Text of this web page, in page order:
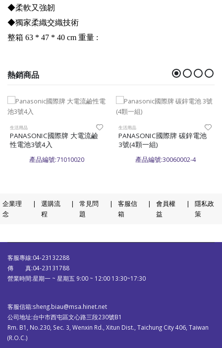
◆柔軟又強韌
◆獨家柔織交織技術
整箱 63 * 47 * 40 cm 重量 :
熱銷商品
生活用品
PANASONIC國際牌 大電流鹼
性電池3號4入
產品編號:71010020
生活用品
PANASONIC國際牌 碳鋅電池
3號(4顆一組)
產品編號:30060002-4
企業理
念
|
選購流
程
|
常見問
題
|
客服信
箱
|
會員權
益
|
隱私政
策
客服專線:04-23132288
傳 真:04-23131788
營業時間:星期一 ~ 星期五 9:00 ~ 12:00 13:30~17:30
客服信箱:sheng.biau@msa.hinet.net
公司地址:台中市西屯區文心路三段230號B1
Rm. B1, No.230, Sec. 3, Wenxin Rd., Xitun Dist., Taichung City 406, Taiwan
(R.O.C.)